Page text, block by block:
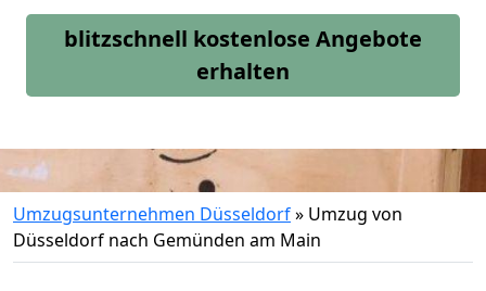
blitzschnell kostenlose Angebote
erhalten
Umzugsunternehmen Düsseldorf» Umzug von
Düsseldorf nach Gemünden am Main